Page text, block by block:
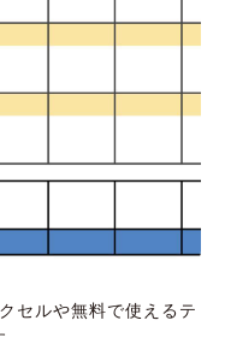
セルや無料で使えるテ